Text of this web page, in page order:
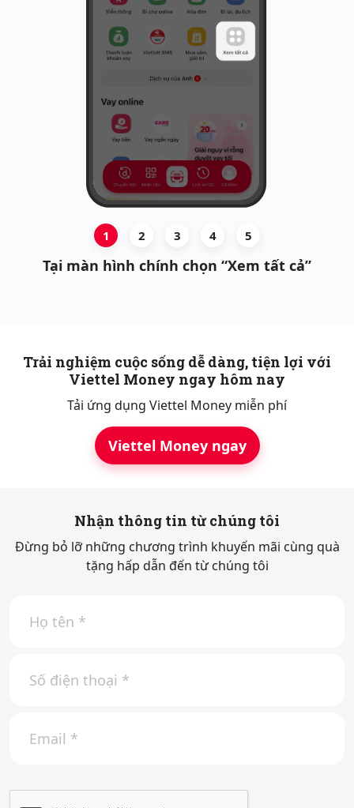
1
Tại màn hình chính chọn “Xem tất cả”
2 3 4 5
Trải nghiệm cuộc sống dễ dàng, tiện lợi với
Viettel Money ngay hôm nay
Tải ứng dụng Viettel Money miễn phí
Viettel Money ngay
Nhận thông tin từ chúng tôi
Đừng bỏ lỡ những chương trình khuyến mãi cùng quà
tặng hấp dẫn đến từ chúng tôi
*